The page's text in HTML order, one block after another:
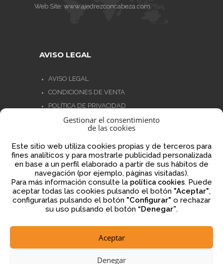
Gestionar el consentimiento
de las cookies
Este sitio web utiliza cookies propias y de terceros para
fines analíticos y para mostrarle publicidad personalizada
en base a un perfil elaborado a partir de sus hábitos de
navegación (por ejemplo, páginas visitadas).
Para más información consulte la política cookies. Puede
aceptar todas las cookies pulsando el botón "Aceptar",
configurarlas pulsando el botón "Configurar" o rechazar
su uso pulsando el botón “Denegar”.
Aceptar
Denegar
Web Site: www.ajedrezconcabeza.com
AVISO LEGAL
AVISO LEGAL
CONDICIONES DE VENTA
POLÍTICA DE PRIVACIDAD
POLÍTICA DE COOKIES
NORMATIVA AJEDREZ CON CABEZA
Financiado por la Unión Europea – NextGenerationEU
2026 © ajedrezconcabeza.com